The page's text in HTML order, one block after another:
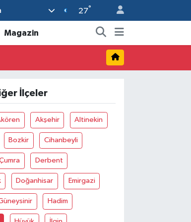
27°
Magazin
İlçeler
Akşehir Altinekin
Bozkir Cihanbeyli
Derbent
Doğanhisar Emirgazi
Hadim